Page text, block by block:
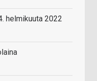
helmikuuta 2022